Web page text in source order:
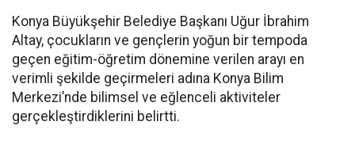
Konya Büyükşehir Belediye Başkanı Uğur İbrahim
Altay, çocukların ve gençlerin yoğun bir tempoda
geçen eğitim-öğretim dönemine verilen arayı en
verimli şekilde geçirmeleri adına Konya Bilim
Merkezi’nde bilimsel ve eğlenceli aktiviteler
gerçekleştirdiklerini belirtti.